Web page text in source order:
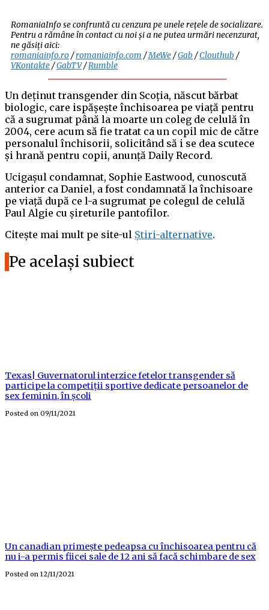
RomaniaInfo se confruntă cu cenzura pe unele rețele de socializare.
Pentru a rămâne în contact cu noi și a ne putea urmări necenzurat,
ne găsiți aici:
romaniainfo.ro/romaniainfo.com /MeWe/Gab /Clouthub /
VKontakte/GabTV/Rumble
Un deținut transgender din Scoția, născut bărbat
biologic, care ispășește închisoarea pe viață pentru
că a sugrumat până la moarte un coleg de celulă în
2004, cere acum să fie tratat ca un copil mic de către
personalul închisorii, solicitând să i se dea scutece
și hrană pentru copii, anunță Daily Record.
Ucigașul condamnat, Sophie Eastwood, cunoscută
anterior ca Daniel, a fost condamnată la închisoare
pe viață după ce l-a sugrumat pe colegul de celulă
Paul Algie cu șireturile pantofilor.
Citește mai mult pe site-ul Știri-alternative.
Pe același subiect
Texas| Guvernatorul interzice fetelor transgender să
participe la competiții sportive dedicate persoanelor de
sex feminin, în școli
Posted on 09/11/2021
Un canadian primește pedeapsa cu închisoarea pentru că
nu i-a permis fiicei sale de 12 ani să facă schimbare de sex
Posted on 12/11/2021